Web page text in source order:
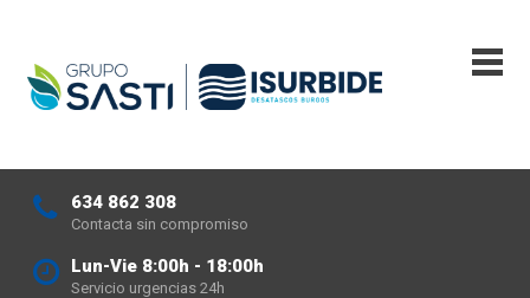
634 862 308
Contacta sin compromiso
Lun-Vie 8:00h - 18:00h
Servicio urgencias 24h